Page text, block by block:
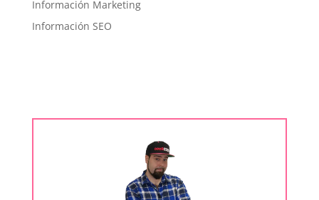
Información Marketing
Información SEO